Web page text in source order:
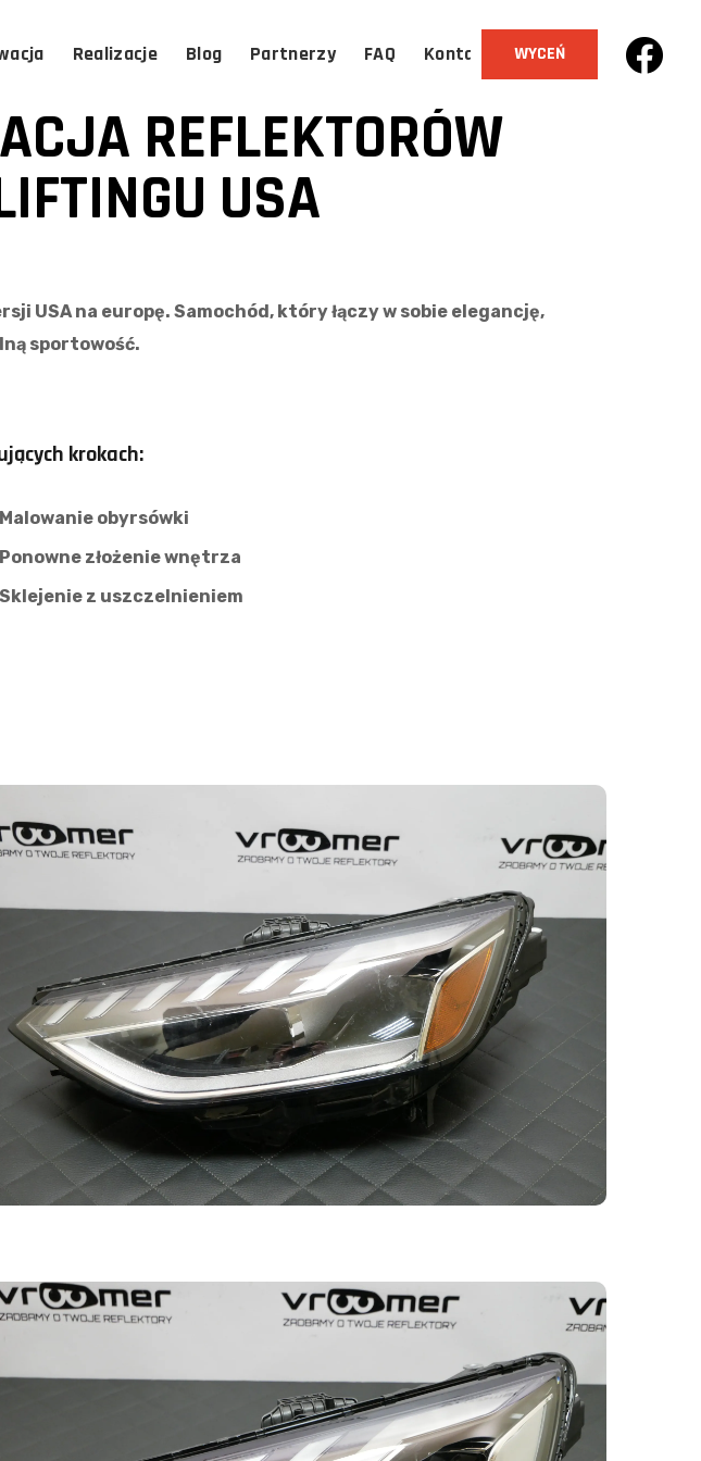
Realizacje Blog Partnerzy FAQ Kontakt WYCEŃ
REFLEKTORÓW
USA
USA na europę. Samochód, który łączy w sobie elegancję,
sportowość.
krokach:
Malowanie obyrsówki
Ponowne złożenie wnętrza
Sklejenie z uszczelnieniem